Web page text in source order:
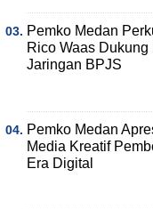
Pemko Medan
Rico Waas
Jaringan BPJS
Pemko Medan
Media Kreatif
Era Digital